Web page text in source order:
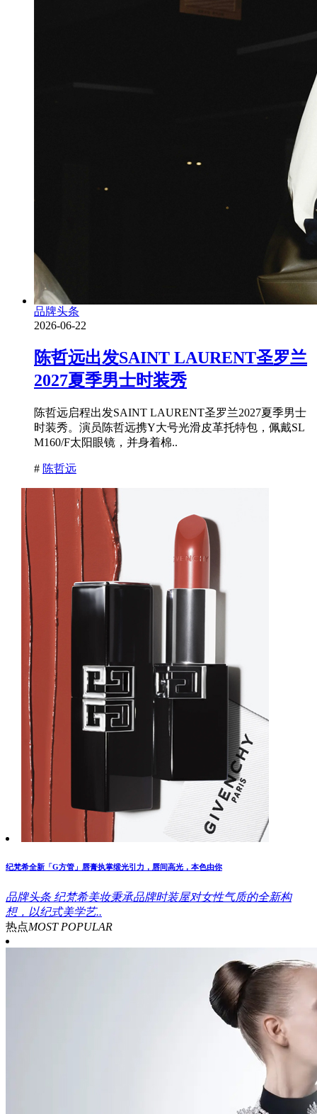
品牌头条
2026-06-22
陈哲远出发SAINT LAURENT圣罗兰
2027夏季男士时装秀
陈哲远启程出发SAINT LAURENT圣罗兰2027夏季男士
时装秀。演员陈哲远携Y大号光滑皮革托特包，佩戴SL
M160/F太阳眼镜，并身着棉..
# 陈哲远
纪梵希全新「G方管」唇膏执掌缎光引力，唇间高光，本色由你
品牌头条 纪梵希美妆秉承品牌时装屋对女性气质的全新构
想，以纪式美学艺..
热点MOST POPULAR